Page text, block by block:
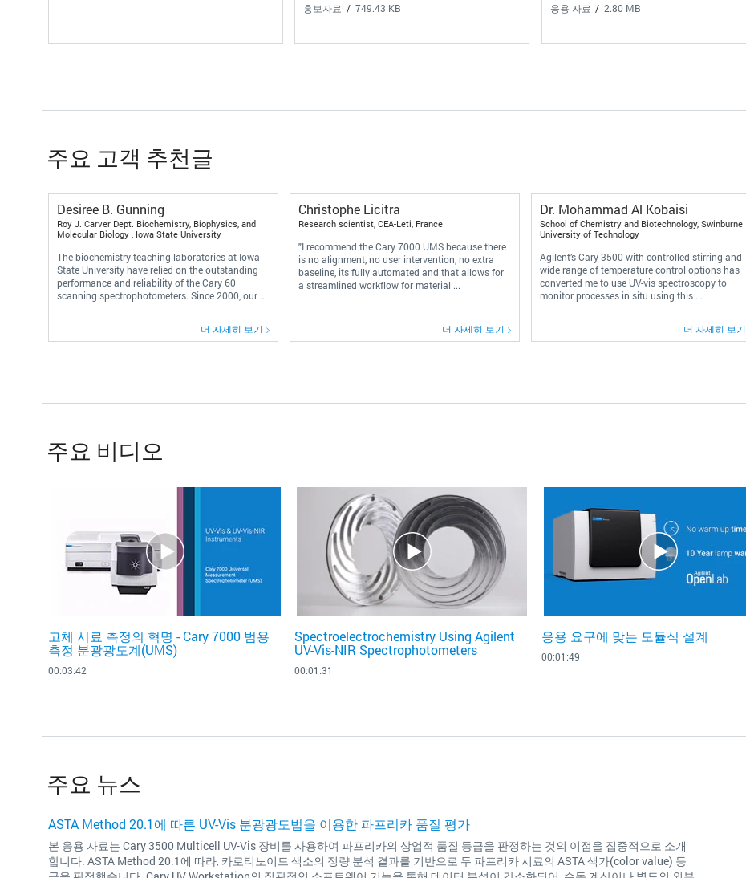
홍보자료
749.43 KB
응용 자료
2.80 MB
주요 고객 추천글
Desiree B. Gunning
Roy J. Carver Dept. Biochemistry, Biophysics, and
Molecular Biology , Iowa State University
The biochemistry teaching laboratories at Iowa
State University have relied on the outstanding
performance and reliability of the Cary 60
scanning spectrophotometers. Since 2000, our ...
더 자세히 보기
Christophe Licitra
Research scientist, CEA-Leti, France
"I recommend the Cary 7000 UMS because there
is no alignment, no user intervention, no extra
baseline, its fully automated and that allows for
a streamlined workflow for material ...
더 자세히 보기
Dr. Mohammad Al Kobaisi
School of Chemistry and Biotechnology, Swinburne
University of Technology
Agilent’s Cary 3500 with controlled stirring and
wide range of temperature control options has
converted me to use UV-vis spectroscopy to
monitor processes in situ using this ...
더 자세히 보기
주요 비디오
고체 시료 측정의 혁명 - Cary 7000 범용
측정 분광광도계(UMS)
00:03:42
Spectroelectrochemistry Using Agilent
UV-Vis-NIR Spectrophotometers
00:01:31
응용 요구에 맞는 모듈식 설계
00:01:49
주요 뉴스
ASTA Method 20.1에 따른 UV-Vis 분광광도법을 이용한 파프리카 품질 평가
본 응용 자료는 Cary 3500 Multicell UV-Vis 장비를 사용하여 파프리카의 상업적 품질 등급을 판정하는 것의 이점을 집중적으로 소개
합니다. ASTA Method 20.1에 따라, 카로티노이드 색소의 정량 분석 결과를 기반으로 두 파프리카 시료의 ASTA 색가(color value) 등